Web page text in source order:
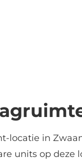
locatie in
units op deze